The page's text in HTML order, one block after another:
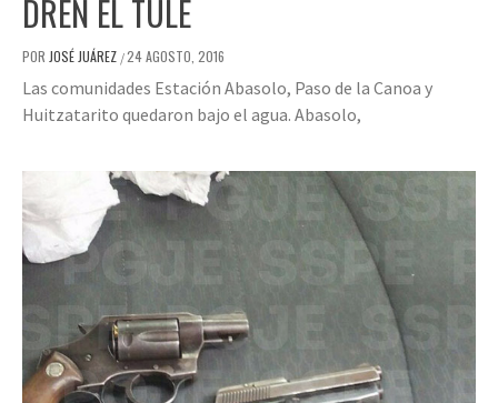
DREN EL TULE
POR JOSÉ JUÁREZ /24 AGOSTO, 2016
Las comunidades Estación Abasolo, Paso de la Canoa y
Huitzatarito quedaron bajo el agua. Abasolo,